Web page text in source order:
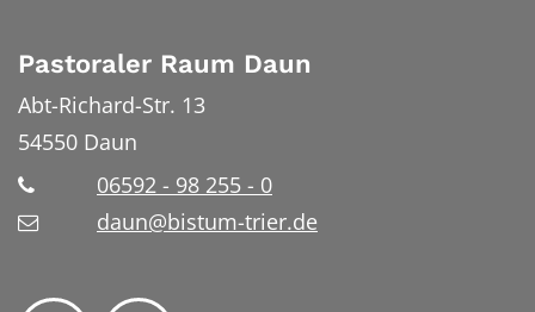
Pastoraler Raum Daun
Abt-Richard-Str. 13
54550 Daun
06592 - 98 255 - 0
daun@bistum-trier.de